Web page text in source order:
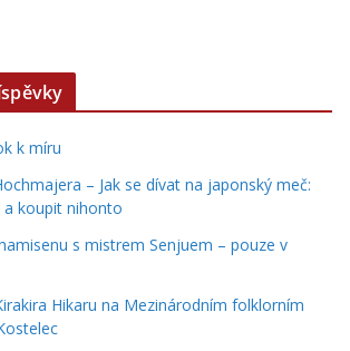
k míru
– Jak se dívat na japonský meč:
a koupit nihonto
s mistrem Senjuem – pouze v
Hikaru na Mezinárodním folklorním